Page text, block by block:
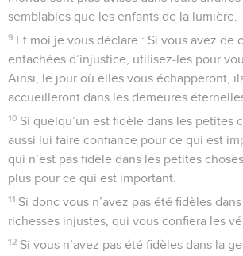
semblables que les enfants de la lumière.
9 Et moi je vous déclare : Si vous avez de
entachées d’injustice, utilisez-les pour
Ainsi, le jour où elles vous échapperont,
accueilleront dans les demeures
10 Si quelqu’un est fidèle dans les petites
aussi lui faire confiance pour ce qui est
qui n’est pas fidèle dans les petites
plus pour ce qui est important.
11 Si donc vous n’avez pas été fidèles
richesses injustes, qui vous confiera les
12 Si vous n’avez pas été fidèles dans la